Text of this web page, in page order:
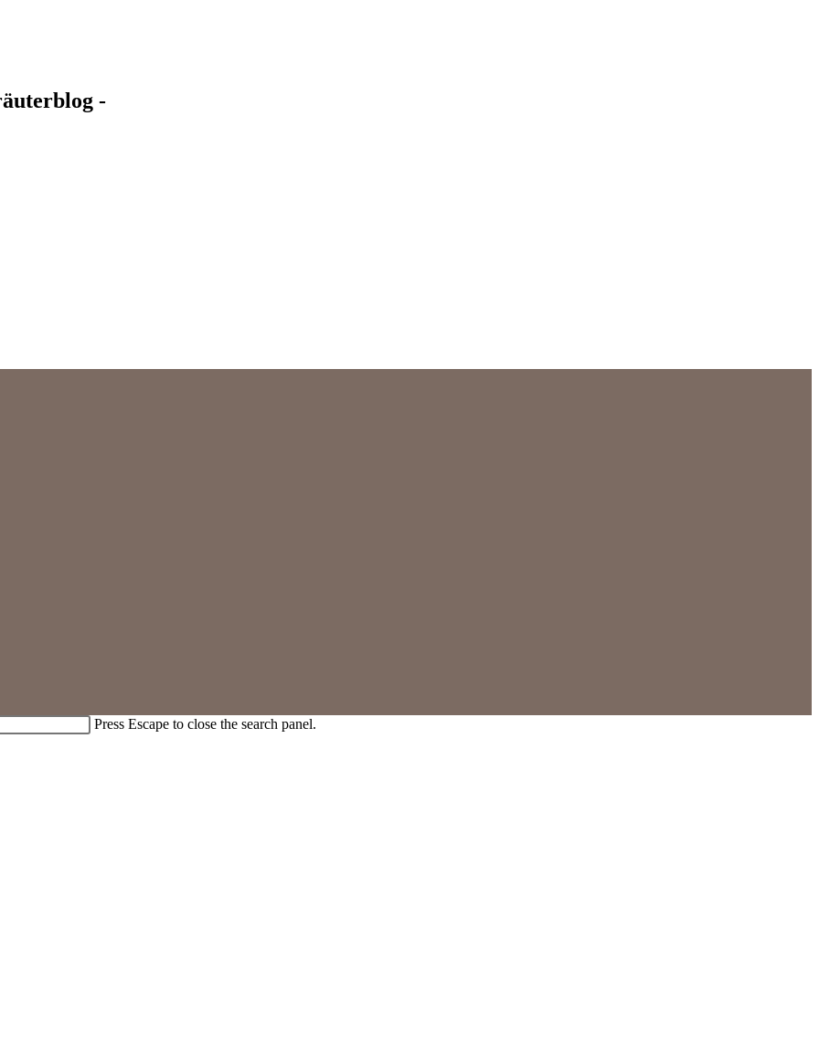
-
Press Escape to close the search panel.